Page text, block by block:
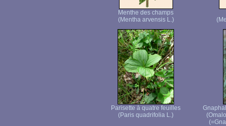
Menthe des champs
(Mentha arvensis L.)
Parisette à quatre feuilles
(Paris quadrifolia L.)